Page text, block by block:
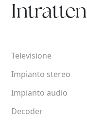
Televisione
Impianto stereo
Impianto audio
Decoder